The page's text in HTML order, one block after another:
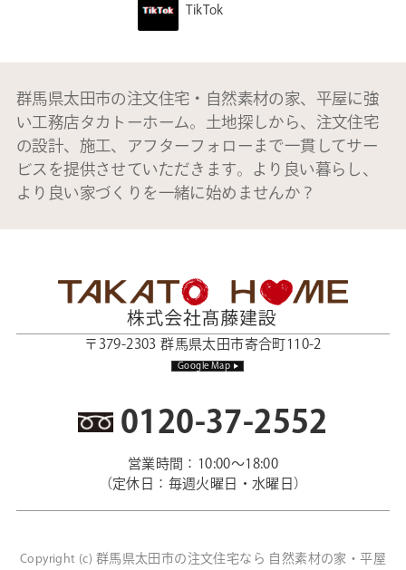
TikTok
群馬県太田市の注文住宅・自然素材の家、平屋に強
い工務店タカトーホーム。土地探しから、注文住宅
の設計、施工、アフターフォローまで一貫してサー
ビスを提供させていただきます。より良い暮らし、
より良い家づくりを一緒に始めませんか？
〒379-2303 群馬県太田市寄合町110-2
Google Map
0120-37-2552
営業時間：10:00～18:00
（定休日：毎週火曜日・水曜日）
Copyright (c) 群馬県太田市の注文住宅なら 自然素材の家・平屋